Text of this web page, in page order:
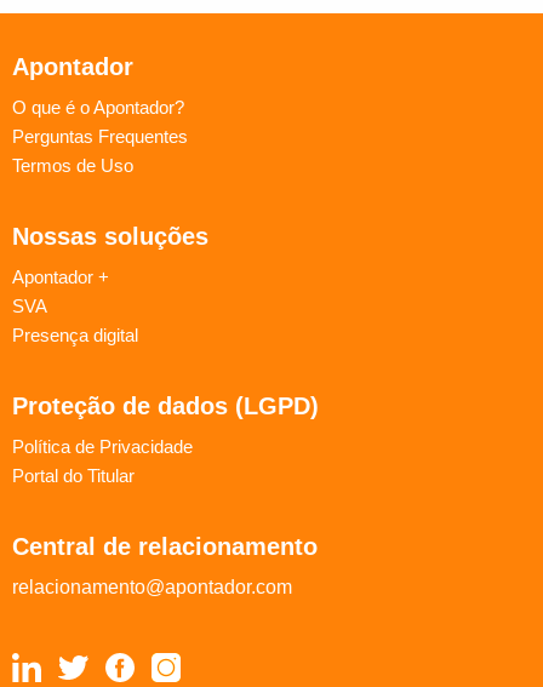
Apontador
O que é o Apontador?
Perguntas Frequentes
Termos de Uso
Nossas soluções
Apontador +
SVA
Presença digital
Proteção de dados (LGPD)
Política de Privacidade
Portal do Titular
Central de relacionamento
relacionamento@apontador.com